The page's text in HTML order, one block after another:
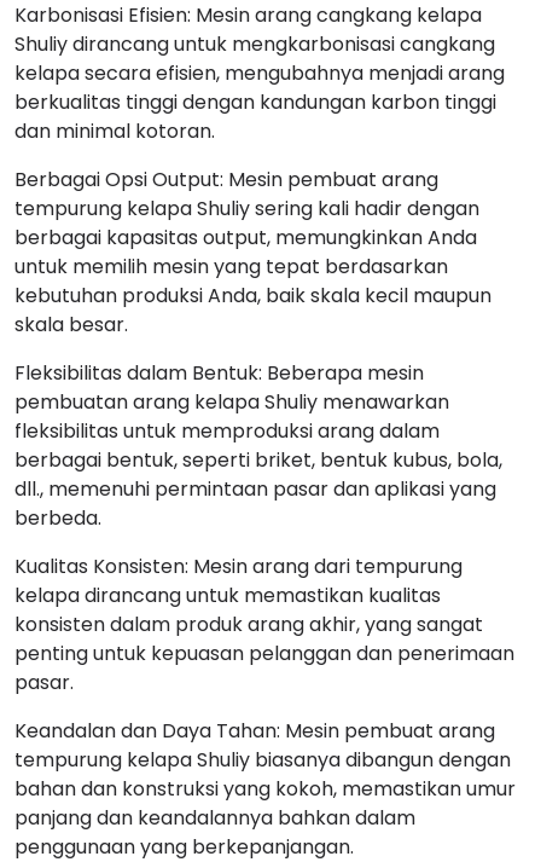
Karbonisasi Efisien: Mesin arang cangkang kelapa
Shuliy dirancang untuk mengkarbonisasi cangkang
kelapa secara efisien, mengubahnya menjadi arang
berkualitas tinggi dengan kandungan karbon tinggi
dan minimal kotoran.
Berbagai Opsi Output: Mesin pembuat arang
tempurung kelapa Shuliy sering kali hadir dengan
berbagai kapasitas output, memungkinkan Anda
untuk memilih mesin yang tepat berdasarkan
kebutuhan produksi Anda, baik skala kecil maupun
skala besar.
Fleksibilitas dalam Bentuk: Beberapa mesin
pembuatan arang kelapa Shuliy menawarkan
fleksibilitas untuk memproduksi arang dalam
berbagai bentuk, seperti briket, bentuk kubus, bola,
dll., memenuhi permintaan pasar dan aplikasi yang
berbeda.
Kualitas Konsisten: Mesin arang dari tempurung
kelapa dirancang untuk memastikan kualitas
konsisten dalam produk arang akhir, yang sangat
penting untuk kepuasan pelanggan dan penerimaan
pasar.
Keandalan dan Daya Tahan: Mesin pembuat arang
tempurung kelapa Shuliy biasanya dibangun dengan
bahan dan konstruksi yang kokoh, memastikan umur
panjang dan keandalannya bahkan dalam
penggunaan yang berkepanjangan.